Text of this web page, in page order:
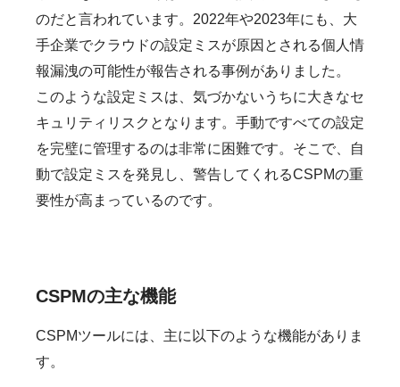
のだと言われています。2022年や2023年にも、大
手企業でクラウドの設定ミスが原因とされる個人情
報漏洩の可能性が報告される事例がありました。
このような設定ミスは、気づかないうちに大きなセ
キュリティリスクとなります。手動ですべての設定
を完璧に管理するのは非常に困難です。そこで、自
動で設定ミスを発見し、警告してくれるCSPMの重
要性が高まっているのです。
CSPMの主な機能
CSPMツールには、主に以下のような機能がありま
す。